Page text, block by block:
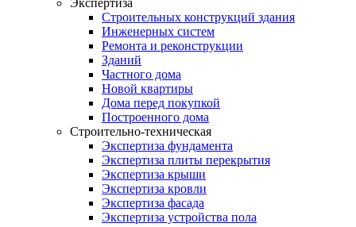
Строительных конструкций здания
Инженерных систем
Ремонта и реконструкции
Зданий
Частного дома
Новой квартиры
Дома перед покупкой
Построенного дома
Строительно-техническая
Экспертиза фундамента
Экспертиза плиты перекрытия
Экспертиза крыши
Экспертиза кровли
Экспертиза фасада
Экспертиза устройства пола